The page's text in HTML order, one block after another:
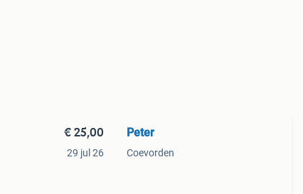
€ 25,00
29 jul 26
Peter
Coevorden